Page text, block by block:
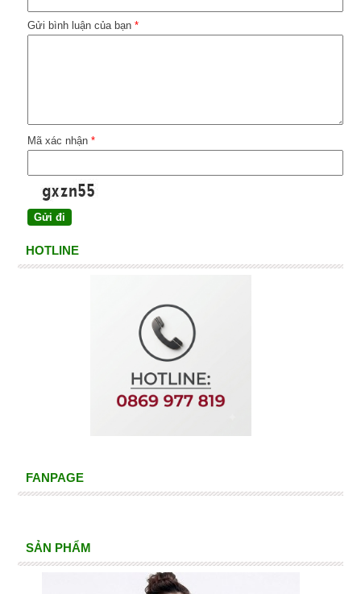
Gửi bình luận của bạn *
Mã xác nhận *
HOTLINE
FANPAGE
SẢN PHẨM